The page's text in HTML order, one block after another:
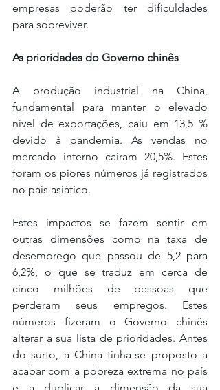
empresas poderão ter dificuldades
para sobreviver.
As prioridades do Governo chinês
A produção industrial na China,
fundamental para manter o elevado
nível de exportações, caiu em 13,5 %
devido à pandemia. As vendas no
mercado interno caíram 20,5%. Estes
foram os piores números já registrados
no país asiático.
Estes impactos se fazem sentir em
outras dimensões como na taxa de
desemprego que passou de 5,2 para
6,2%, o que se traduz em cerca de
cinco milhões de pessoas que
perderam seus empregos. Estes
números fizeram o Governo chinês
alterar a sua lista de prioridades. Antes
do surto, a China tinha-se proposto a
acabar com a pobreza extrema no país
e a duplicar a dimensão da sua